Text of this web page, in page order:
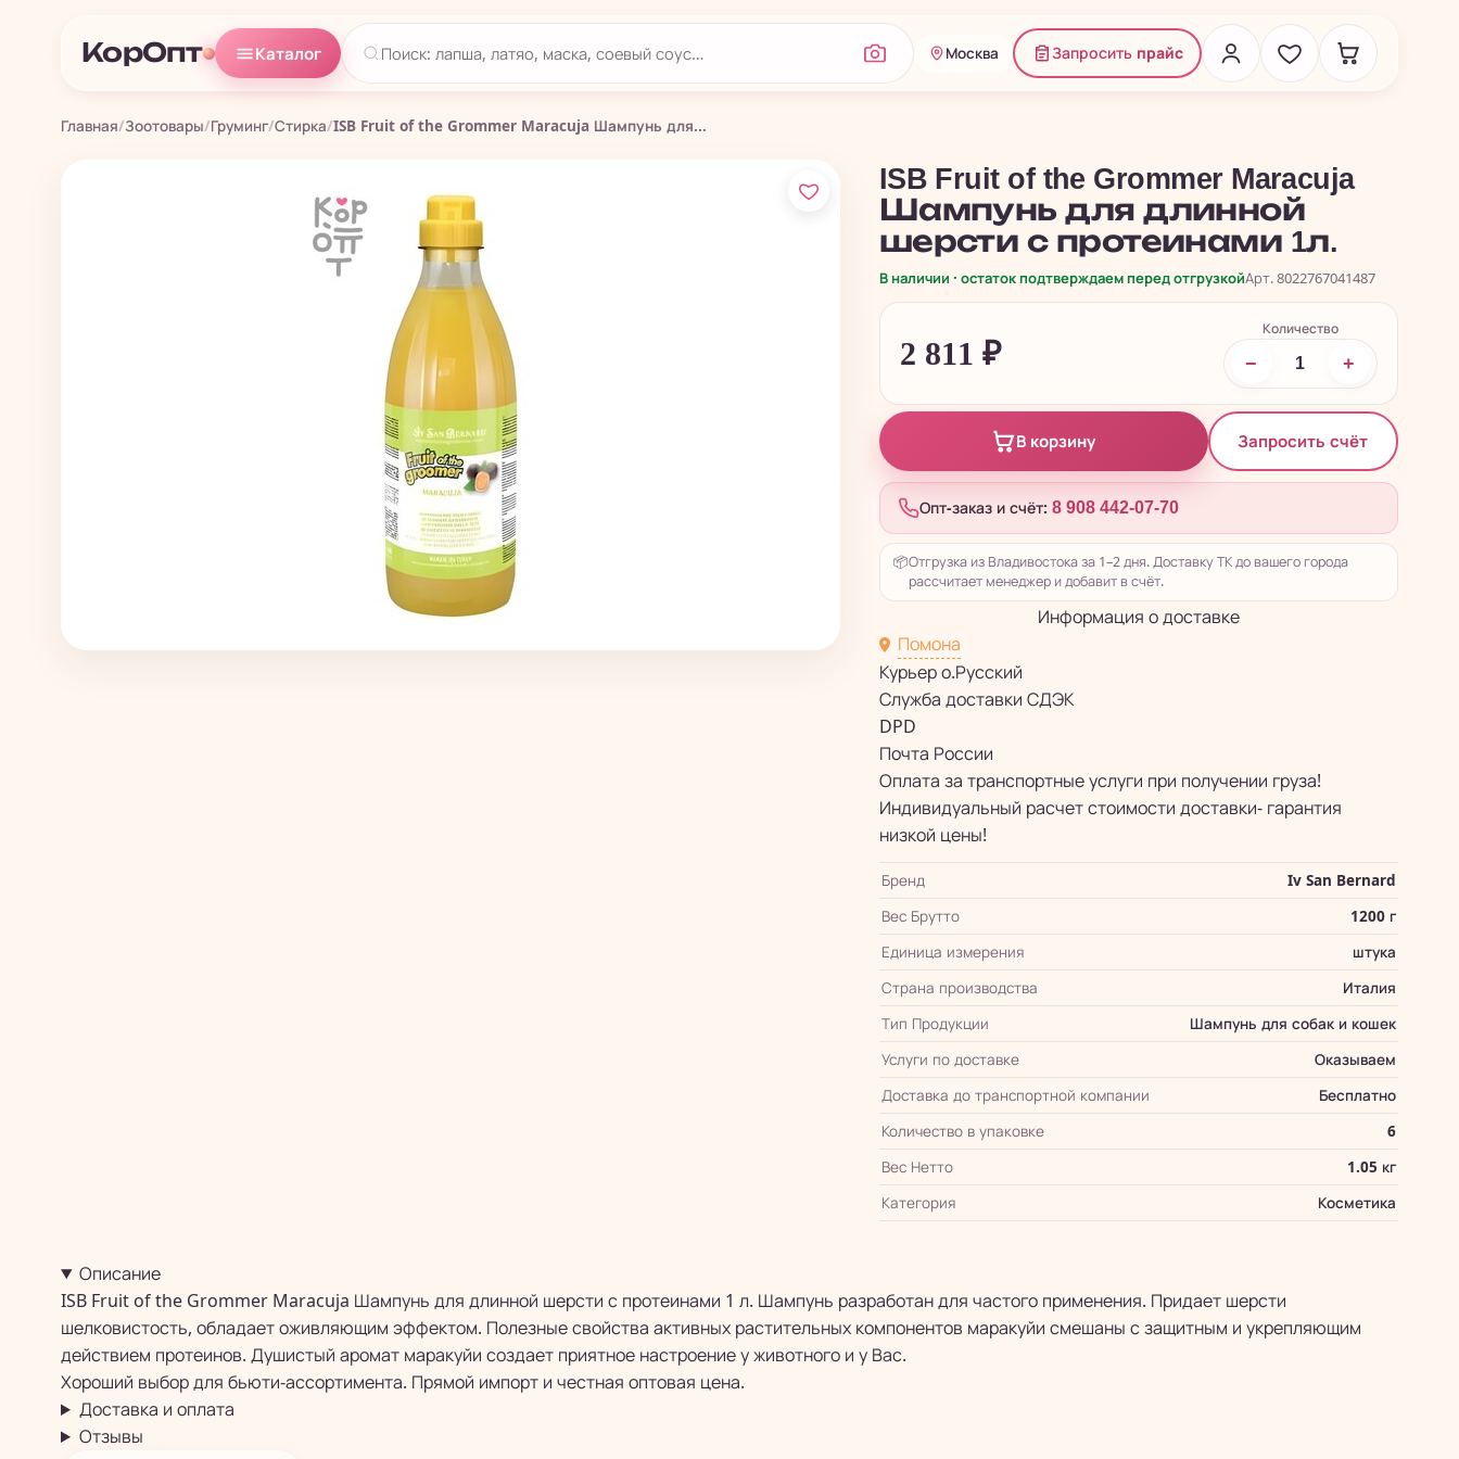
КорОпт Каталог Москва Запросить прайс
Главная/Зоотовары/Груминг/Стирка/ISB Fruit of the Grommer Maracuja Шампунь для...
ISB Fruit of the Grommer Maracuja
Шампунь для длинной
шерсти с протеинами 1л.
В наличии · остаток подтверждаем перед отгрузкойАрт. 8022767041487
2 811 ₽
Количество
− +
В корзину Запросить счёт
Опт-заказ и счёт: 8 908 442-07-70
📦Отгрузка из Владивостока за 1–2 дня. Доставку ТК до вашего города
рассчитает менеджер и добавит в счёт.
Информация о доставке
Помона
Курьер о.Русский
Служба доставки СДЭК
DPD
Почта России
Оплата за транспортные услуги при получении груза!
Индивидуальный расчет стоимости доставки- гарантия
низкой цены!
Бренд
Iv San Bernard
Вес Брутто
1200 г
Единица измерения
штука
Страна производства
Италия
Тип Продукции
Шампунь для собак и кошек
Услуги по доставке
Оказываем
Доставка до транспортной компании
Бесплатно
Количество в упаковке
6
Вес Нетто
1.05 кг
Категория
Косметика
Описание
ISB Fruit of the Grommer Maracuja Шампунь для длинной шерсти с протеинами 1 л. Шампунь разработан для частого применения. Придает шерсти
шелковистость, обладает оживляющим эффектом. Полезные свойства активных растительных компонентов маракуйи смешаны с защитным и укрепляющим
действием протеинов. Душистый аромат маракуйи создает приятное настроение у животного и у Вас.
Хороший выбор для бьюти-ассортимента. Прямой импорт и честная оптовая цена.
Доставка и оплата
Отзывы